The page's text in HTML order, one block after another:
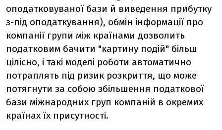
оподатковуваної бази й виведення прибутку
з-під оподаткування), обмін інформації про
компанії групи між країнами дозволить
податковим бачити "картину подій" більш
цілісно, і такі моделі роботи автоматично
потраплять під ризик розкриття, що може
потягнути за собою збільшення податкової
бази міжнародних груп компаній в окремих
країнах їх присутності.